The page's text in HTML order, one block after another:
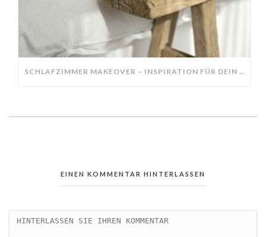
SCHLAFZIMMER MAKEOVER – INSPIRATION FÜR DEIN SCHLAFZIMMER: AUS ALT MACH NEU – HELL, GEMÜTLICH UND EINLADEND
EINEN KOMMENTAR HINTERLASSEN